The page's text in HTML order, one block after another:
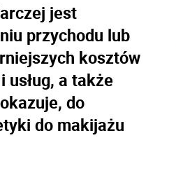
jest
przychodu lub
kosztów
a także
do
do makijażu